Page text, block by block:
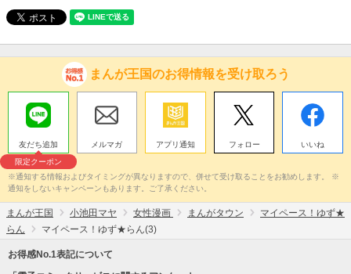
まんが王国のお得情報を受け取ろう
友だち追加
限定クーポン
メルマガ アプリ通知 フォロー いいね
※通知する情報およびタイミングが異なりますので、併せて受け取ることをお勧めします。 ※
通知をしないキャンペーンもあります。ご了承ください。
まんが王国 小池田マヤ 女性漫画 まんがタウン
マイペース！ゆず★
らん
マイペース！ゆず★らん(3)
お得感No.1表記について